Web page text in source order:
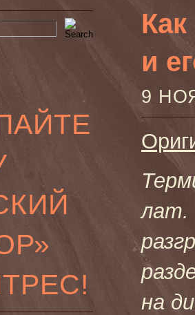
и
9
лат.
на